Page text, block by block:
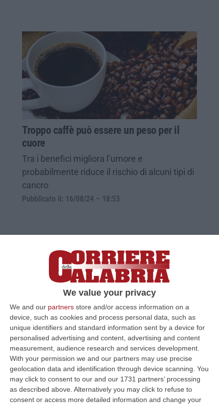
We value your privacy
We and our partners store and/or access information on a
device, such as cookies and process personal data, such as
unique identifiers and standard information sent by a device for
personalised advertising and content, advertising and content
measurement, audience research and services development.
With your permission we and our partners may use precise
geolocation data and identification through device scanning. You
may click to consent to our and our 1731 partners’ processing
as described above. Alternatively you may click to refuse to
consent or access more detailed information and change your
Troppo caffè può essere un peso per il
cuore
Tra i benefici migliora l’umore e
probabilmente riduce il rischio di alcuni tipi di
cancro
Pubblicato il: 16/08/24 – 18:53
Il caro bollette incomincia a stritolare i
calabresi: il vento della disperazione
soffia sempre più forte
Viaggio nelle enormi difficoltà che imprese,
cittadini e famiglie già stanno avvertendo a